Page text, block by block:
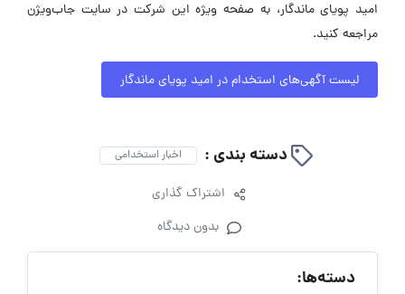
امید پویای ماندگار، به صفحه ویژه این شرکت در سایت جاب‌ویژن
مراجعه کنید.
لیست آگهی‌های استخدام در امید پویای ماندگار
دسته بندی : اخبار استخدامی
اشتراک گذاری
بدون دیدگاه
دسته‌ها: